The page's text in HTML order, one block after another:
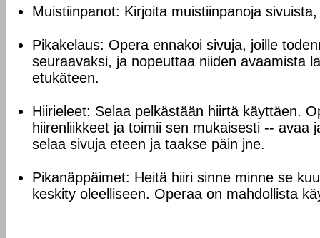
Muistiinpanot: Kirjoita muistiinpanoja
Pikakelaus: Opera ennakoi sivuja, joille
seuraavaksi, ja nopeuttaa niiden avaamista
etukäteen.
Hiirieleet: Selaa pelkästään hiirtä käyttäen.
hiirenliikkeet ja toimii sen mukaisesti -- avaa
selaa sivuja eteen ja taakse päin jne.
Pikanäppäimet: Heitä hiiri sinne minne se
keskity oleelliseen. Operaa on mahdollista